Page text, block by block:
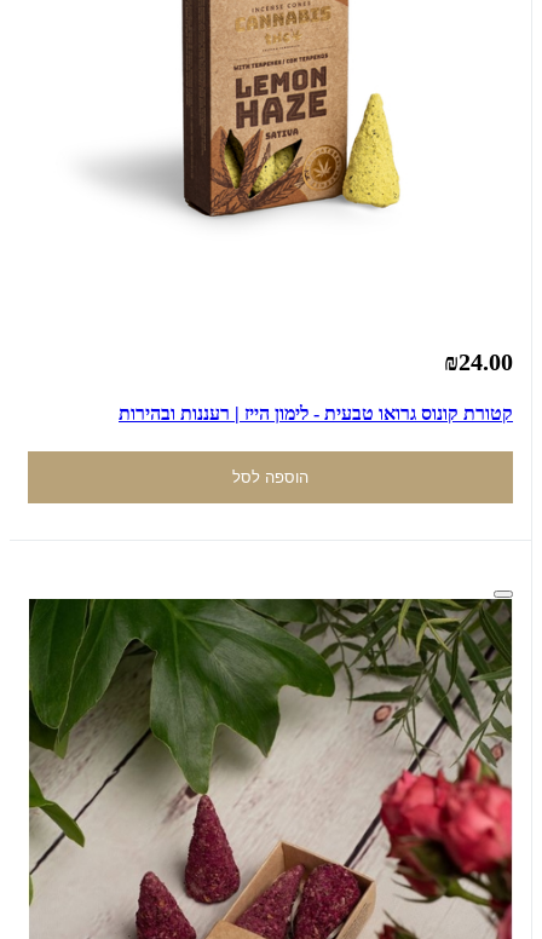
₪24.00
קטורת קונוס גרואו טבעית - לימון הייז | רעננות ובהירות
הוספה לסל